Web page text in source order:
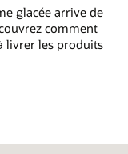
glacée arrive de
comment
livrer les produits